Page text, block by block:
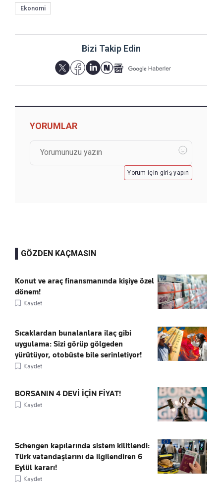
Ekonomi
Bizi Takip Edin
YORUMLAR
Yorum için giriş yapın
GÖZDEN KAÇMASIN
Konut ve araç finansmanında kişiye özel
dönem!
Kaydet
Sıcaklardan bunalanlara ilaç gibi
uygulama: Sizi görüp gölgeden
yürütüyor, otobüste bile serinletiyor!
Kaydet
BORSANIN 4 DEVİ İÇİN FİYAT!
Kaydet
Schengen kapılarında sistem kilitlendi:
Türk vatandaşlarını da ilgilendiren 6
Eylül kararı!
Kaydet